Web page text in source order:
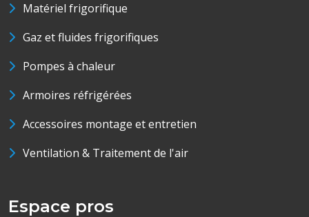
Matériel frigorifique
Gaz et fluides frigorifiques
Pompes à chaleur
Armoires réfrigérées
Accessoires montage et entretien
Ventilation & Traitement de l'air
Espace pros